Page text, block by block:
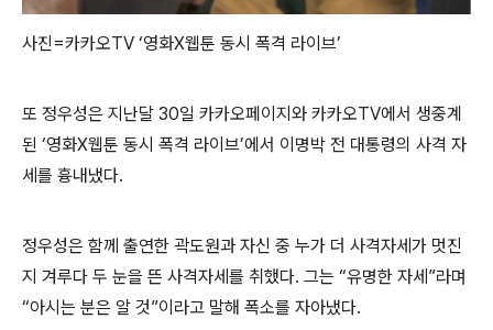
사진=카카오TV ‘영화X웹툰 동시 폭격 라이브’
또 정우성은 지난달 30일 카카오페이지와 카카오TV에서 생중계
된 ‘영화X웹툰 동시 폭격 라이브’에서 이명박 전 대통령의 사격 자
세를 흉내냈다.
정우성은 함께 출연한 곽도원과 자신 중 누가 더 사격자세가 멋진
지 겨루다 두 눈을 뜬 사격자세를 취했다. 그는 “유명한 자세”라며
“아시는 분은 알 것”이라고 말해 폭소를 자아냈다.